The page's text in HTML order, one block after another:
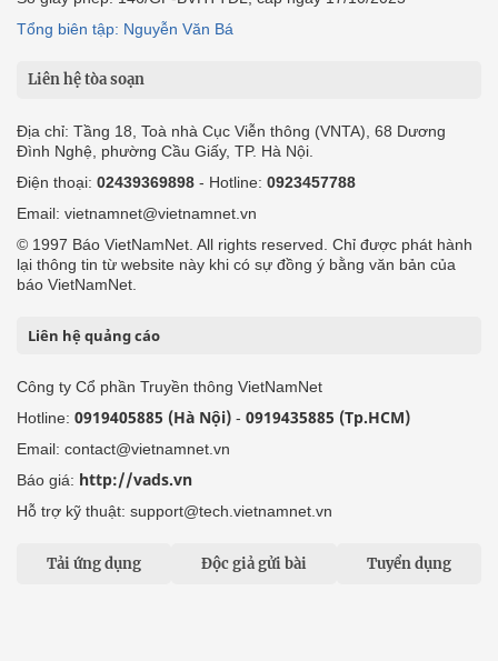
Tổng biên tập: Nguyễn Văn Bá
Liên hệ tòa soạn
Địa chỉ: Tầng 18, Toà nhà Cục Viễn thông (VNTA), 68 Dương
Đình Nghệ, phường Cầu Giấy, TP. Hà Nội.
Điện thoại: 02439369898 - Hotline: 0923457788
Email: vietnamnet@vietnamnet.vn
© 1997 Báo VietNamNet. All rights reserved. Chỉ được phát hành
lại thông tin từ website này khi có sự đồng ý bằng văn bản của
báo VietNamNet.
Liên hệ quảng cáo
Công ty Cổ phần Truyền thông VietNamNet
Hotline: 0919405885 (Hà Nội) - 0919435885 (Tp.HCM)
Email: contact@vietnamnet.vn
Báo giá: http://vads.vn
Hỗ trợ kỹ thuật: support@tech.vietnamnet.vn
Tải ứng dụng Độc giả gửi bài Tuyển dụng